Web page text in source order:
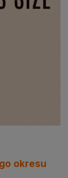
okresu